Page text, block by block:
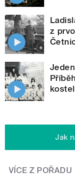
z
Jak
VÍCE Z POŘADU